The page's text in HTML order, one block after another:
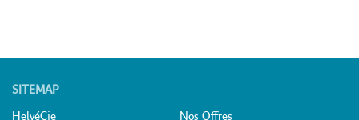
SITEMAP
HelvéCie
Nos Offres